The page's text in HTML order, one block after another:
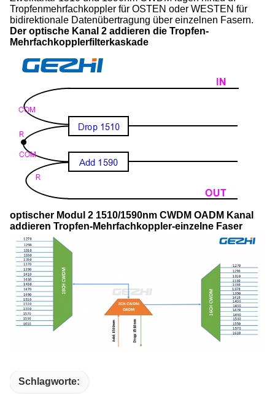
Tropfenmehrfachkoppler für OSTEN oder WESTEN für
bidirektionale Datenübertragung über einzelnen Fasern.
Der optische Kanal 2 addieren die Tropfen-
Mehrfachkopplerfilterkaskade
optischer Modul 2 1510/1590nm CWDM OADM Kanal
addieren Tropfen-Mehrfachkoppler-einzelne Faser
Schlagworte: